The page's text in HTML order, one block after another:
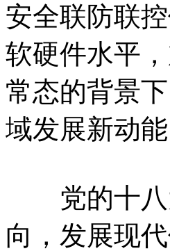
安全联防联
软硬件水平
常态的背景
域发展新动能
党的十八
向，发展现